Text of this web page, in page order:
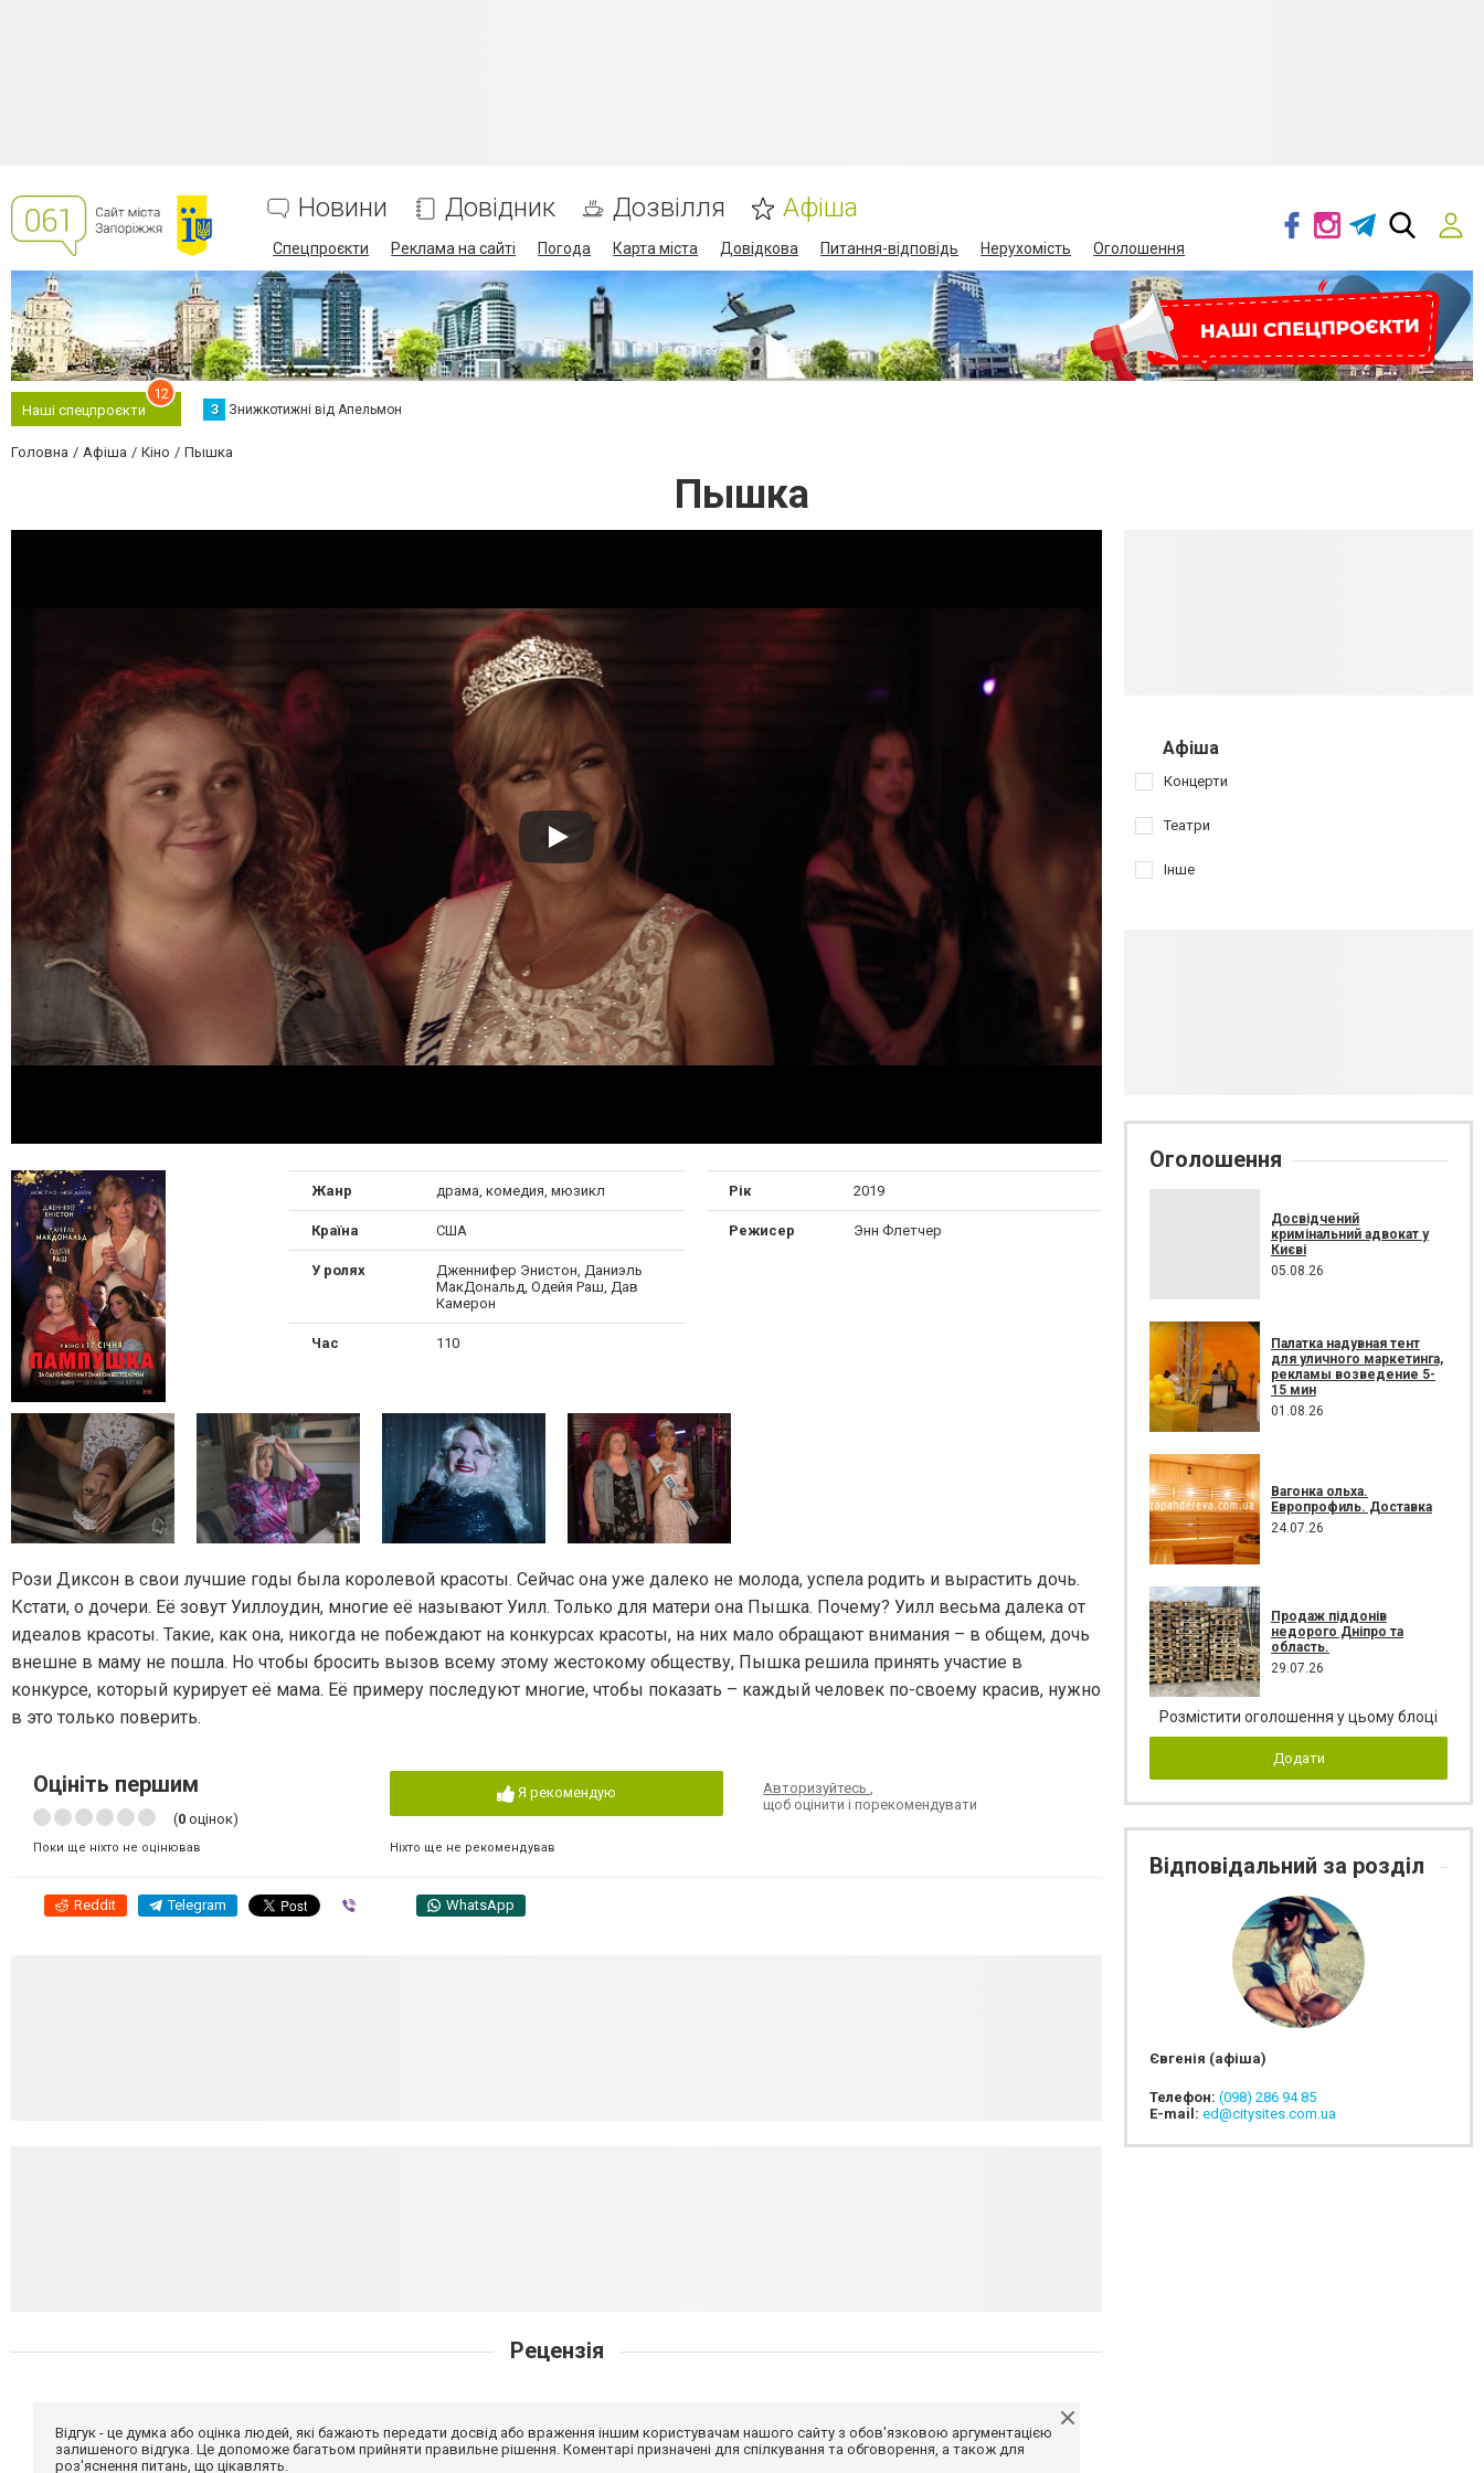
Новини Довідник Дозвілля Афіша
Спецпроєкти Реклама на сайті Погода Карта міста Довідкова Питання-відповідь Нерухомість Оголошення
Наші спецпроєкти
12
З Знижкотижні від Апельмон
Головна Афіша Кіно Пышка
Пышка
Жанр драма, комедия, мюзикл
Країна США
У ролях
Дженнифер Энистон, Даниэль
МакДональд, Одейя Раш, Дав
Камерон
Рік 2019
Режисер Энн Флетчер
Час 110
Рози Диксон в свои лучшие годы была королевой красоты. Сейчас она уже далеко не молода, успела родить и вырастить дочь.
Кстати, о дочери. Её зовут Уиллоудин, многие её называют Уилл. Только для матери она Пышка. Почему? Уилл весьма далека от
идеалов красоты. Такие, как она, никогда не побеждают на конкурсах красоты, на них мало обращают внимания – в общем, дочь
внешне в маму не пошла. Но чтобы бросить вызов всему этому жестокому обществу, Пышка решила принять участие в
конкурсе, который курирует её мама. Её примеру последуют многие, чтобы показать – каждый человек по-своему красив, нужно
в это только поверить.
Оцініть першим
(0 оцінок)
Поки ще ніхто не оцінював
Я рекомендую
Ніхто ще не рекомендував
Авторизуйтесь,
щоб оцінити і порекомендувати
Reddit Telegram WhatsApp
Рецензія
Відгук - це думка або оцінка людей, які бажають передати досвід або враження іншим користувачам нашого сайту з обов'язковою аргументацією
залишеного відгука. Це допоможе багатьом прийняти правильне рішення. Коментарі призначені для спілкування та обговорення, а також для
роз'яснення питань, що цікавлять.
Афіша
Концерти
Театри
Інше
Оголошення
Досвідчений
кримінальний адвокат у
Києві
05.08.26
Палатка надувная тент
для уличного маркетинга,
рекламы возведение 5-
15 мин
01.08.26
Вагонка ольха.
Европрофиль. Доставка
24.07.26
Продаж піддонів
недорого Дніпро та
область.
29.07.26
Розмістити оголошення у цьому блоці
Додати
Відповідальний за розділ
Євгенія (афіша)
Телефон: (098) 286 94 85
E-mail: ed@citysites.com.ua